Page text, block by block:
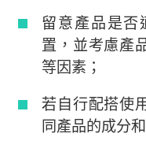
留意產品是否
置，並考慮產
等因素；
若自行配搭使
同產品的成分